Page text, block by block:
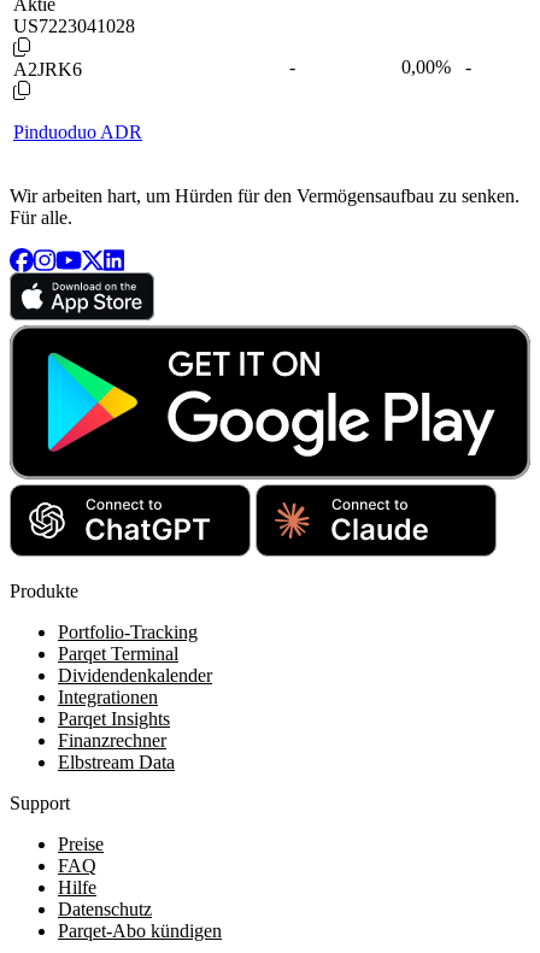
Aktie
US7223041028
A2JRK6
Pinduoduo ADR
- 0,00% -
Wir arbeiten hart, um Hürden für den Vermögensaufbau zu senken.
Für alle.
Produkte
Portfolio-Tracking
Parqet Terminal
Dividendenkalender
Integrationen
Parqet Insights
Finanzrechner
Elbstream Data
Support
Preise
FAQ
Hilfe
Datenschutz
Parqet-Abo kündigen